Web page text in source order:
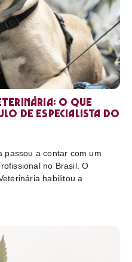
o que
de especialista do
passou a contar com um
no Brasil. O
habilitou a